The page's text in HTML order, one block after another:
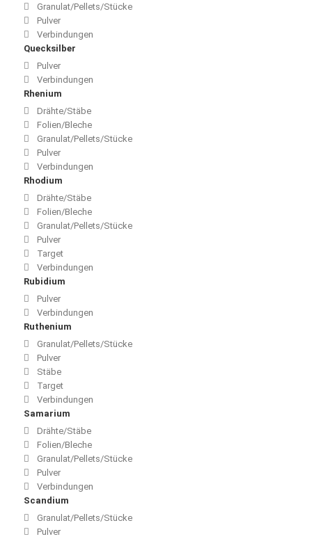
Granulat/Pellets/Stücke
Pulver
Verbindungen
Quecksilber
Pulver
Verbindungen
Rhenium
Drähte/Stäbe
Folien/Bleche
Granulat/Pellets/Stücke
Pulver
Verbindungen
Rhodium
Drähte/Stäbe
Folien/Bleche
Granulat/Pellets/Stücke
Pulver
Target
Verbindungen
Rubidium
Pulver
Verbindungen
Ruthenium
Granulat/Pellets/Stücke
Pulver
Stäbe
Target
Verbindungen
Samarium
Drähte/Stäbe
Folien/Bleche
Granulat/Pellets/Stücke
Pulver
Verbindungen
Scandium
Granulat/Pellets/Stücke
Pulver